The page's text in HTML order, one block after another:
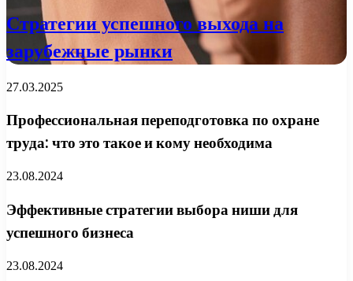
Стратегии успешного выхода на
зарубежные рынки
27.03.2025
Профессиональная переподготовка по охране
труда: что это такое и кому необходима
23.08.2024
Эффективные стратегии выбора ниши для
успешного бизнеса
23.08.2024